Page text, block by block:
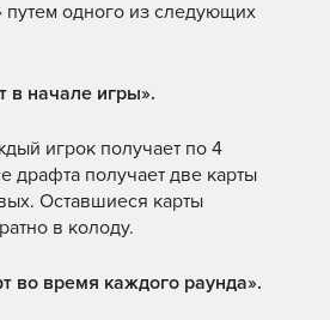
путем одного из следующих
в начале игры».
игрок получает по 4
драфта получает две карты
Оставшиеся карты
в колоду.
во время каждого раунда».